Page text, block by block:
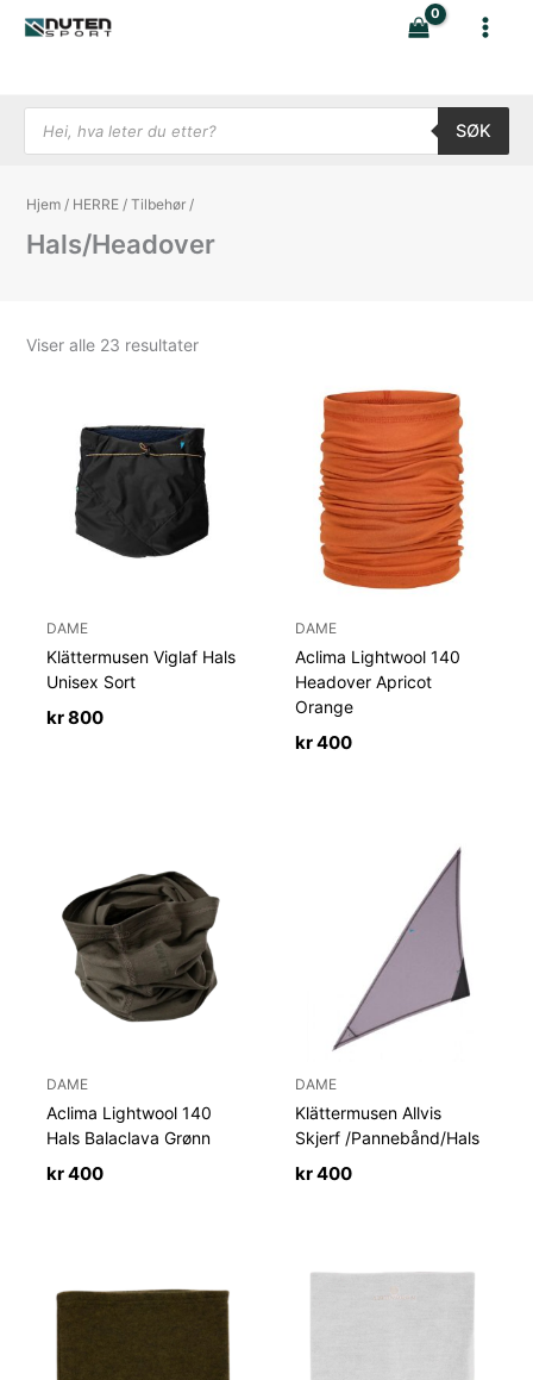
rett
Products search
SØK
Hjem / HERRE /Tilbehør /
Hals/Headover
Viser alle 23 resultaterSortert
DAME
Klättermusen Viglaf Hals
Unisex Sort
kr800
DAME
Aclima Lightwool 140
Headover Apricot
Orange
kr400
DAME
Aclima Lightwool 140
Hals Balaclava Grønn
kr400
DAME
Klättermusen Allvis
Skjerf /Pannebånd/Hals
kr400